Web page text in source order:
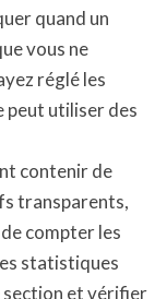
quand un
vous ne
réglé les
peut utiliser des
contenir de
transparents,
compter les
statistiques
section et vérifier